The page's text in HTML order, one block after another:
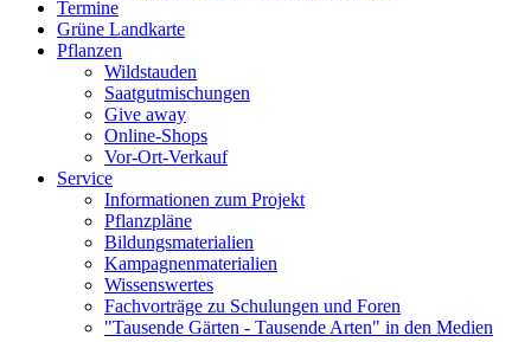
Termine
Grüne Landkarte
Pflanzen
Wildstauden
Saatgutmischungen
Give away
Online-Shops
Vor-Ort-Verkauf
Service
Informationen zum Projekt
Pflanzpläne
Bildungsmaterialien
Kampagnenmaterialien
Wissenswertes
Fachvorträge zu Schulungen und Foren
"Tausende Gärten - Tausende Arten" in den Medien